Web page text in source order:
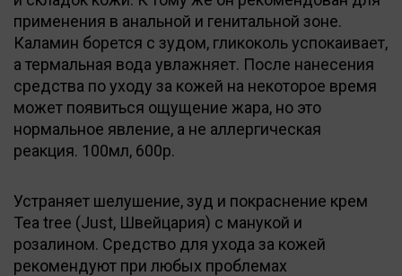
применения в анальной и генитальной зоне.
Каламин борется с зудом, гликоколь успокаивает,
а термальная вода увлажняет. После нанесения
средства по уходу за кожей на некоторое время
может появиться ощущение жара, но это
нормальное явление, а не аллергическая
реакция. 100мл, 600р.
Устраняет шелушение, зуд и покраснение крем
Tea tree (Just, Швейцария) с манукой и
розалином. Средство для ухода за кожей
рекомендуют при любых проблемах